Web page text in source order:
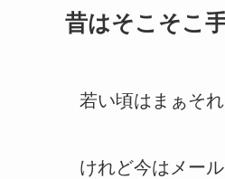
昔はそこそこ
若い頃はまぁそ
けれど今はメー